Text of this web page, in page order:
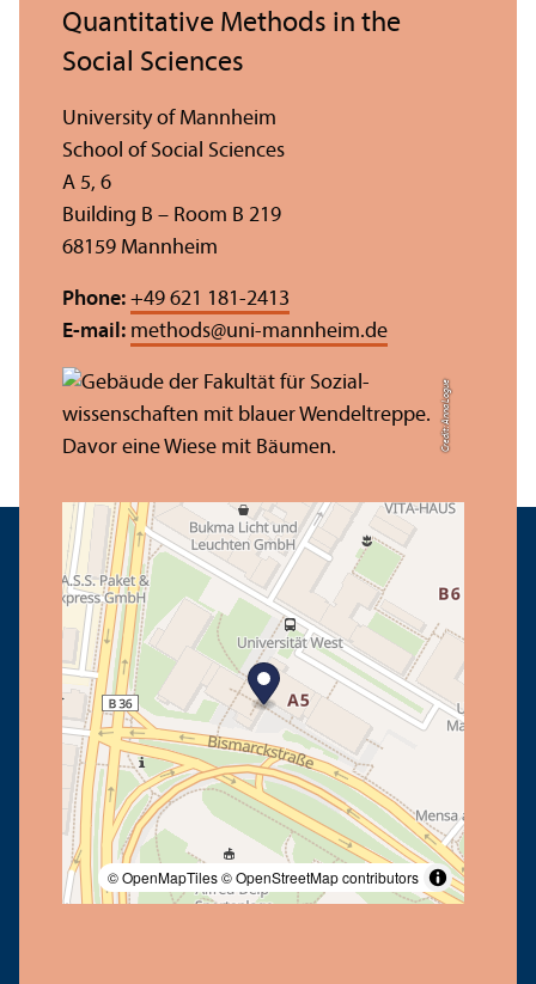
Credit: Anna Logue
© OpenMapTiles© OpenStreetMap contributors
Quantitative Methods in the
Social Sciences
University of Mannheim
School of Social Sciences
A 5, 6
Building B – Room B 219
68159 Mannheim
Phone: +49 621 181-2413
E-mail: methods@uni-mannheim.de